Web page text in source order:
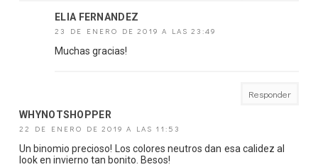
ELIA FERNANDEZ
23 DE ENERO DE 2019 A LAS 23:49
Muchas gracias!
Responder
WHYNOTSHOPPER
22 DE ENERO DE 2019 A LAS 11:53
Un binomio precioso! Los colores neutros dan esa calidez al
look en invierno tan bonito. Besos!